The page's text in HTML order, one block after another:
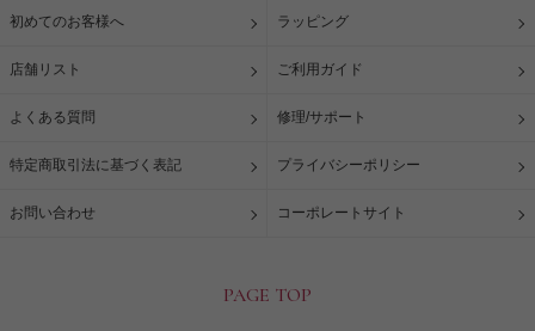
初めてのお客様へ ラッピング
店舗リスト ご利用ガイド
よくある質問 修理/サポート
特定商取引法に基づく表記 プライバシーポリシー
お問い合わせ コーポレートサイト
PAGE TOP